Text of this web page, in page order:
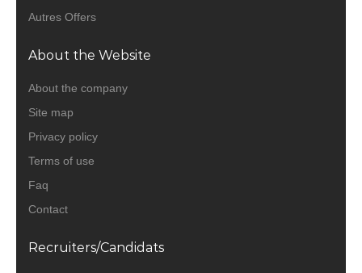
Autres Offers
About the Website
About the company
Site map
Privacy policy
Terms of use
Faq
Contact
Recruiters/Candidats